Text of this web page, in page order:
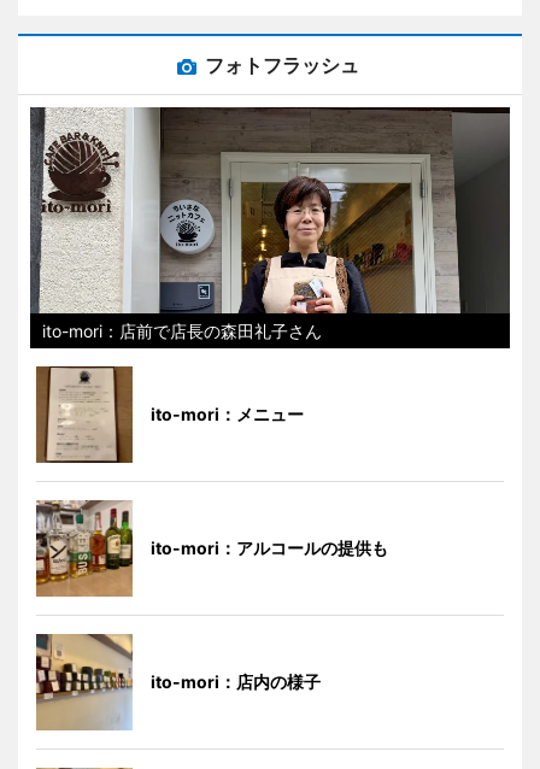
フォトフラッシュ
ito-mori：店前で店長の森田礼子さん
ito-mori：メニュー
ito-mori：アルコールの提供も
ito-mori：店内の様子